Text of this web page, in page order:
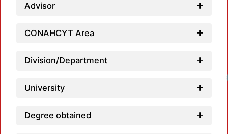
Advisor
CONAHCYT Area
Division/Department
University
Degree obtained